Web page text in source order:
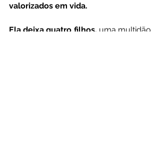
valorizados em vida.
Ela deixa quatro filhos, uma multidão